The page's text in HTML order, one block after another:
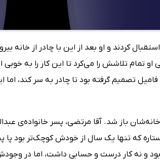
کردند و او بعد از این با چادر از خانه
تمام تلاشش را می‌کرد تا این کار را به خوبی
تصمیم گرفته بود تا چادر به سر کند،
باز شد. آقا مرتضی، پسر خانواده‌ی
ستاره که تنها یک سال از خودش کوچک‌تر بود
بود و نه کار درست و حسابی داشت، اما در